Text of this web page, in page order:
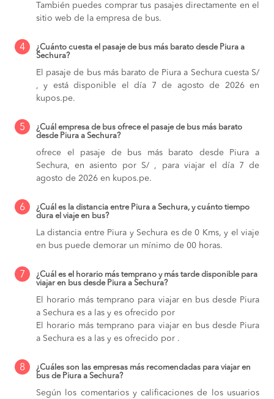
También puedes comprar tus pasajes directamente en el
sitio web de la empresa de bus.
4
¿Cuánto cuesta el pasaje de bus más barato desde Piura a
Sechura?
El pasaje de bus más barato de Piura a Sechura cuesta S/
, y está disponible el día 7 de agosto de 2026 en
kupos.pe.
5
¿Cuál empresa de bus ofrece el pasaje de bus más barato
desde Piura a Sechura?
ofrece el pasaje de bus más barato desde Piura a
Sechura, en asiento por S/ , para viajar el día 7 de
agosto de 2026 en kupos.pe.
6
¿Cuál es la distancia entre Piura a Sechura, y cuánto tiempo
dura el viaje en bus?
La distancia entre Piura y Sechura es de 0 Kms, y el viaje
en bus puede demorar un mínimo de 00 horas.
7
¿Cuál es el horario más temprano y más tarde disponible para
viajar en bus desde Piura a Sechura?
El horario más temprano para viajar en bus desde Piura
a Sechura es a las y es ofrecido por
El horario más temprano para viajar en bus desde Piura
a Sechura es a las y es ofrecido por .
8
¿Cuáles son las empresas más recomendadas para viajar en
bus de Piura a Sechura?
Según los comentarios y calificaciones de los usuarios